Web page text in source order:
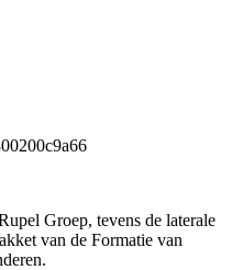
Groep, tevens de laterale
van de Formatie van